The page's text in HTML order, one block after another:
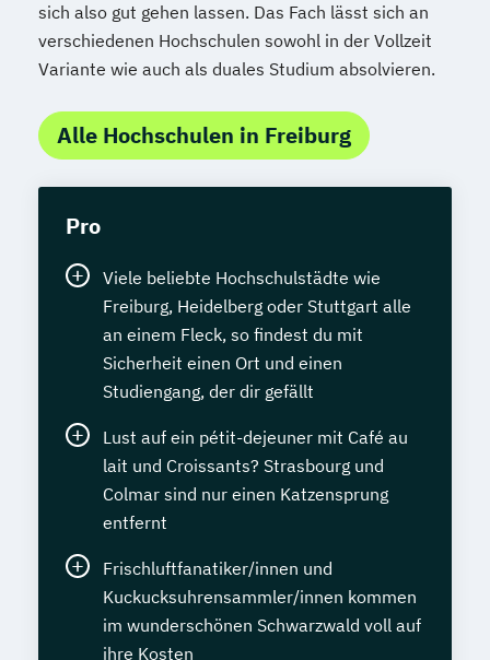
sich also gut gehen lassen. Das Fach lässt sich an
verschiedenen Hochschulen sowohl in der Vollzeit
Variante wie auch als duales Studium absolvieren.
Alle Hochschulen in Freiburg
Pro
Viele beliebte Hochschulstädte wie
Freiburg, Heidelberg oder Stuttgart alle
an einem Fleck, so findest du mit
Sicherheit einen Ort und einen
Studiengang, der dir gefällt
Lust auf ein pétit-dejeuner mit Café au
lait und Croissants? Strasbourg und
Colmar sind nur einen Katzensprung
entfernt
Frischluftfanatiker/innen und
Kuckucksuhrensammler/innen kommen
im wunderschönen Schwarzwald voll auf
ihre Kosten